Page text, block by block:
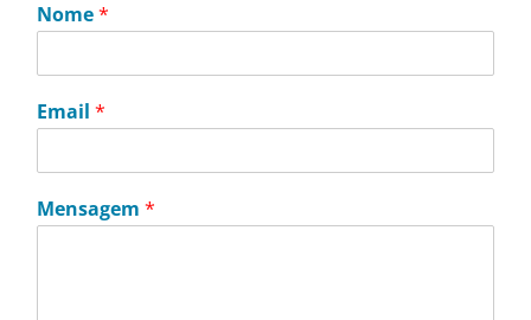
Nome*
Email *
Mensagem *